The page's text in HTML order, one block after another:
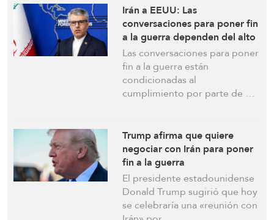
Irán a EEUU: Las
conversaciones para poner fin
a la guerra dependen del alto
el fuego en el Líbano
Las conversaciones para poner
fin a la guerra están
condicionadas al
cumplimiento por parte de …
Trump afirma que quiere
negociar con Irán para poner
fin a la guerra
El presidente estadounidense
Donald Trump sugirió que hoy
se celebraría una «reunión con